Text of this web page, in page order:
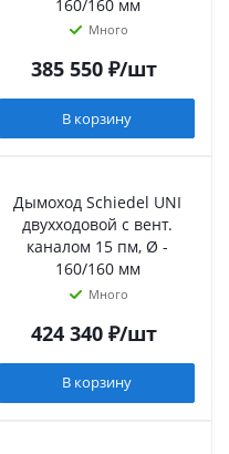
160/160 мм
Много
385 550₽/шт
В корзину
Дымоход Schiedel UNI
двухходовой с вент.
каналом 15 пм, Ø -
160/160 мм
Много
424 340₽/шт
В корзину